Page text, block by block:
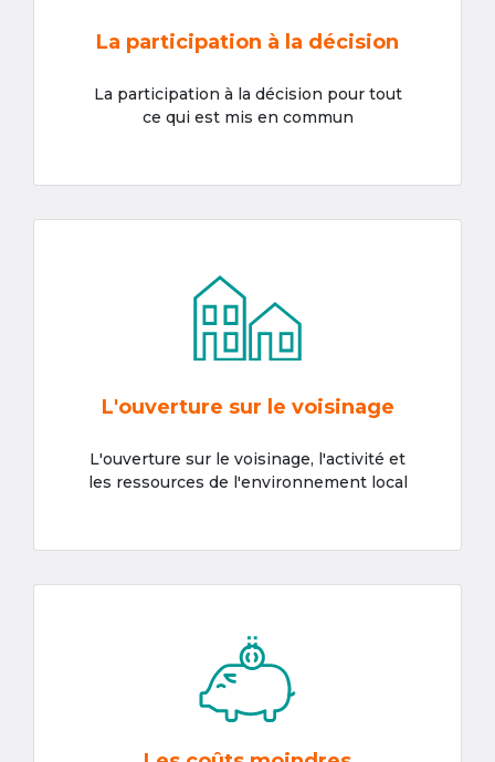
La participation à la décision
La participation à la décision pour tout
ce qui est mis en commun
L'ouverture sur le voisinage
L'ouverture sur le voisinage, l'activité et
les ressources de l'environnement local